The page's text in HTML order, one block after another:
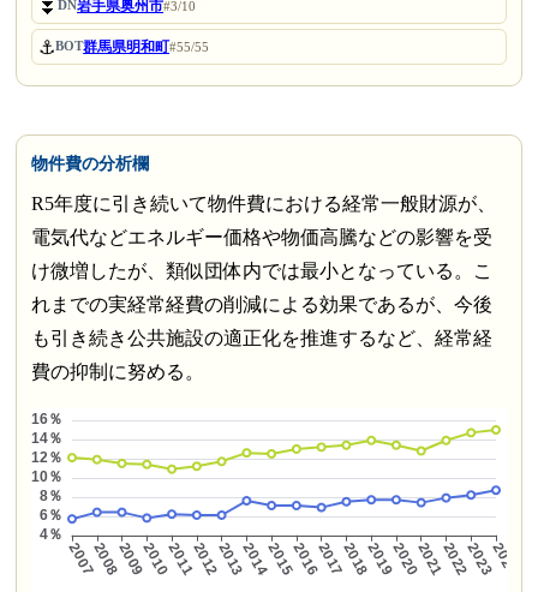
⏬DN岩手県奥州市#3/10
⚓BOT群馬県明和町#55/55
物件費の分析欄
R5年度に引き続いて物件費における経常一般財源が、
電気代などエネルギー価格や物価高騰などの影響を受
け微増したが、類似団体内では最小となっている。こ
れまでの実経常経費の削減による効果であるが、今後
も引き続き公共施設の適正化を推進するなど、経常経
費の抑制に努める。